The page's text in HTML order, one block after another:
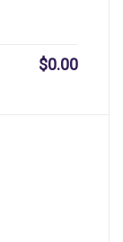
$0.00